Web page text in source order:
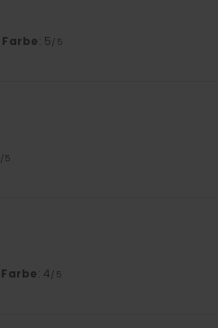
Farbe: 5/5
/5
Farbe: 4/5